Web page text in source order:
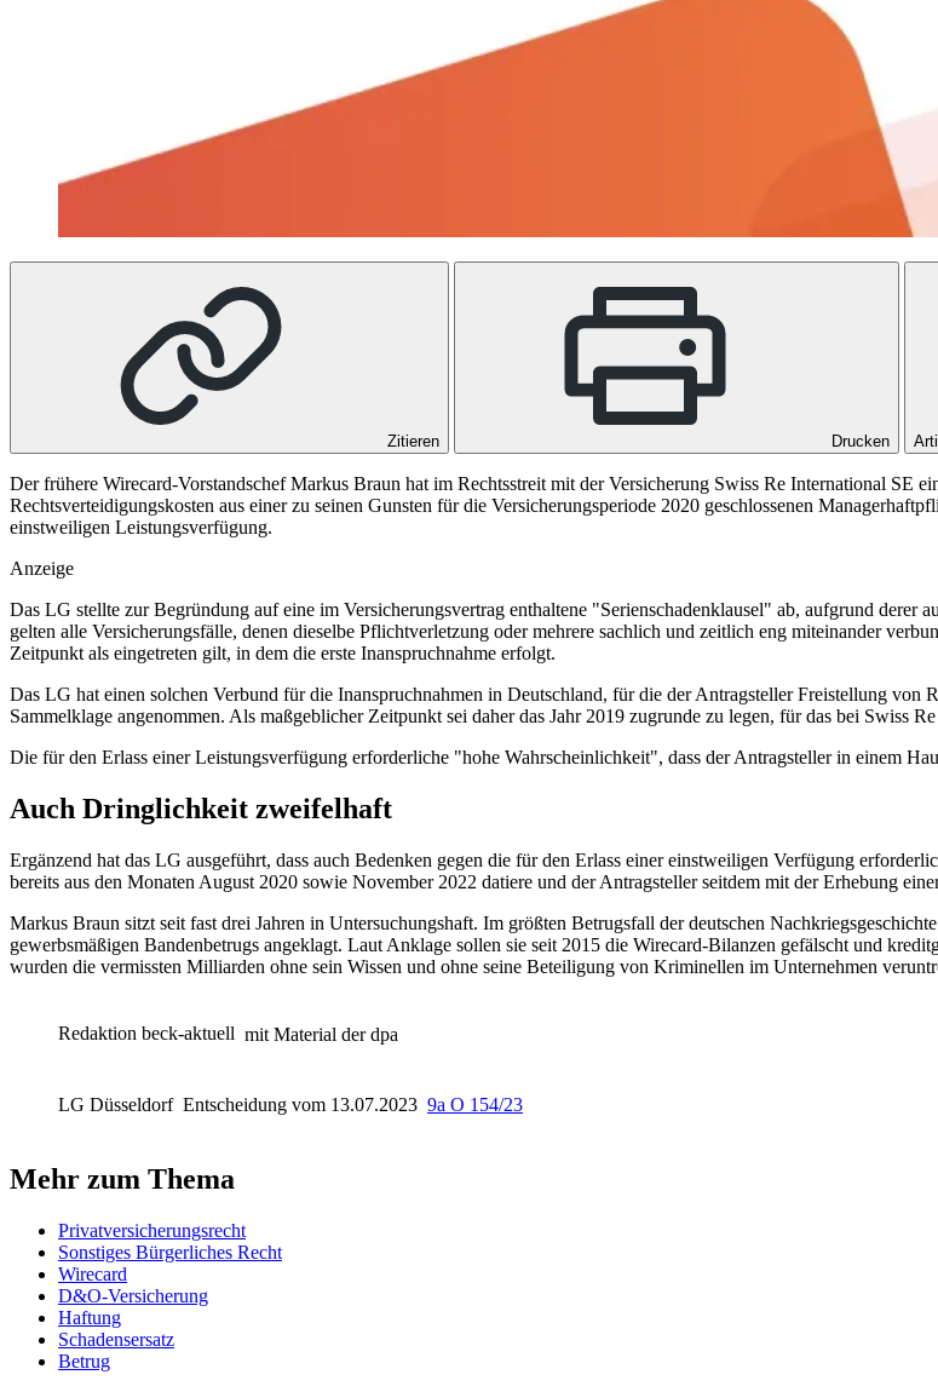
Zitieren Drucken
Der frühere Wirecard-Vorstandschef Markus Braun hat im Rechtsstreit mit der Versicherung Swiss Re International SE
Rechtsverteidigungskosten aus einer zu seinen Gunsten für die Versicherungsperiode 2020 geschlossenen
einstweiligen Leistungsverfügung.
Anzeige
Das LG stellte zur Begründung auf eine im Versicherungsvertrag enthaltene "Serienschadenklausel" ab, aufgrund derer
gelten alle Versicherungsfälle, denen dieselbe Pflichtverletzung oder mehrere sachlich und zeitlich eng miteinander
Zeitpunkt als eingetreten gilt, in dem die erste Inanspruchnahme erfolgt.
Das LG hat einen solchen Verbund für die Inanspruchnahmen in Deutschland, für die der Antragsteller Freistellung von
Sammelklage angenommen. Als maßgeblicher Zeitpunkt sei daher das Jahr 2019 zugrunde zu legen, für das bei Swiss
Die für den Erlass einer Leistungsverfügung erforderliche "hohe Wahrscheinlichkeit", dass der Antragsteller in einem
Auch Dringlichkeit zweifelhaft
Ergänzend hat das LG ausgeführt, dass auch Bedenken gegen die für den Erlass einer einstweiligen Verfügung
bereits aus den Monaten August 2020 sowie November 2022 datiere und der Antragsteller seitdem mit der Erhebung
Markus Braun sitzt seit fast drei Jahren in Untersuchungshaft. Im größten Betrugsfall der deutschen
gewerbsmäßigen Bandenbetrugs angeklagt. Laut Anklage sollen sie seit 2015 die Wirecard-Bilanzen gefälscht und
wurden die vermissten Milliarden ohne sein Wissen und ohne seine Beteiligung von Kriminellen im Unternehmen
Redaktion beck-aktuell mit Material der dpa
LG Düsseldorf Entscheidung vom 13.07.2023 9a O 154/23
Mehr zum Thema
Privatversicherungsrecht
Sonstiges Bürgerliches Recht
Wirecard
D&O-Versicherung
Haftung
Schadensersatz
Betrug